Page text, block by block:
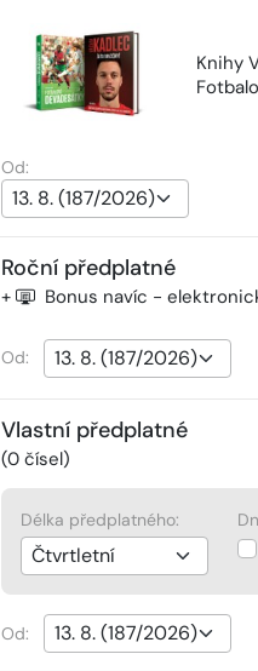
Knihy
Od:
Roční předplatné
+ Bonus navíc -
Od:
Vlastní předplatné
(0čísel)
Délka předplatného:
Od: